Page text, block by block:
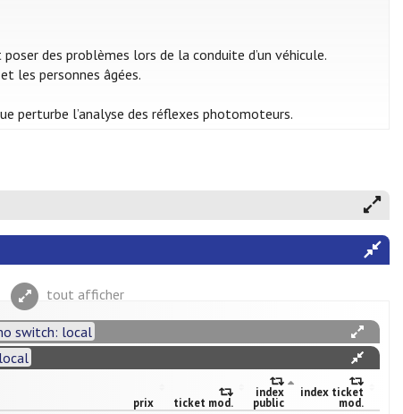
des problèmes lors de la conduite d’un véhicule.
les personnes âgées.
perturbe l’analyse des réflexes photomoteurs.
tout afficher
switch: local
prix ticket mod.
index
public
index ticket
mod.